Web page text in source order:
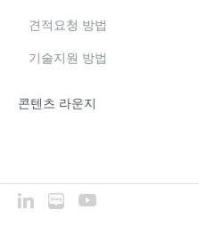
견적요청 방법
기술지원 방법
콘텐츠 라운지